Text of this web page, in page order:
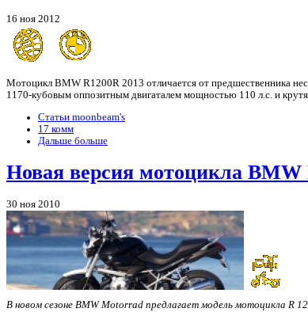
16 ноя 2012
Мотоцикл BMW R1200R 2013 отличается от предшественника
1170-кубовым оппозитным двигаталем мощностью 110 л.с. и
Статьи moonbeam's
17 комм
Дальше больше
Новая версия мотоцикла BMW
30 ноя 2010
В новом сезоне BMW Motorrad предлагает модель мотоцикла R